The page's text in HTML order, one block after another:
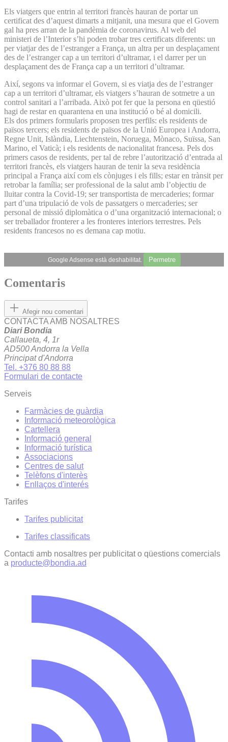
Els viatgers que entrin al territori francès hauran de portar un
certificat des d’aquest dimarts a mitjanit, una mesura que el Govern
gal ha pres arran de la pandèmia de coronavirus. Al web del
ministeri de l’Interior s’hi poden trobar tres certificats diferents: un
per viatjar des de l’estranger a França, un altra per un desplaçament
des de l’estranger cap a un territori d’ultramar, i el darrer per un
desplaçament des de França cap a un territori d’ultramar.
Així, segons va informar el Govern, si es viatja des de l’estranger
cap a un territori d’ultramar, els viatgers s’hauran de sotmetre a un
control sanitari a l’arribada. Això pot fer que la persona en qüestió
hagi de restar en quarantena en una institució o bé al domicili.
Els dos primers formularis proposen tres perfils: els residents de
països tercers; els residents de països de la Unió Europea i Andorra,
Regne Unit, Islàndia, Liechtenstein, Noruega, Mònaco, Suïssa, San
Marino, el Vaticà; i els residents de nacionalitat francesa. Pels dos
primers casos de residents, per tal de rebre l’autorització d’entrada al
territori francès, els viatgers hauran de tenir la seva residència
principal a França així com els cònjuges i els fills; estar en trànsit per
retrobar la família; ser professional de la salut amb l’objectiu de
lluitar contra la Covid-19; ser transportista de mercaderies; formar
part d’una tripulació de vols de passatgers o mercaderies; ser
personal de missió diplomàtica o d’una organització internacional; o
ser treballador fronterer a les fronteres interiors terrestres. Pels
residents francesos no es demana cap motiu.
Google Adsense està deshabilitat. Permetre
Comentaris
Afegir nou comentari
CONTACTA AMB NOSALTRES
Diari Bondia
Callaueta, 4, 1r
AD500 Andorra la Vella
Principat d'Andorra
Tel. +376 80 88 88
Formulari de contacte
Serveis
Farmàcies de guàrdia
Informació meteorològica
Cartellera
Informació general
Informació turística
Associacions
Centres de salut
Telèfons d'interès
Enllaços d'interés
Tarifes
Tarifes publicitat
Tarifes classificats
Contacti amb nosaltres per publicitat o qüestions comercials
a producte@bondia.ad